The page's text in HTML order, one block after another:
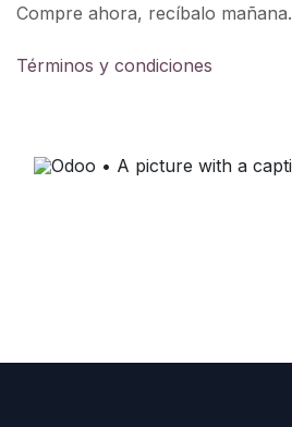
Compre ahora, recíbalo mañana.
Términos y condiciones